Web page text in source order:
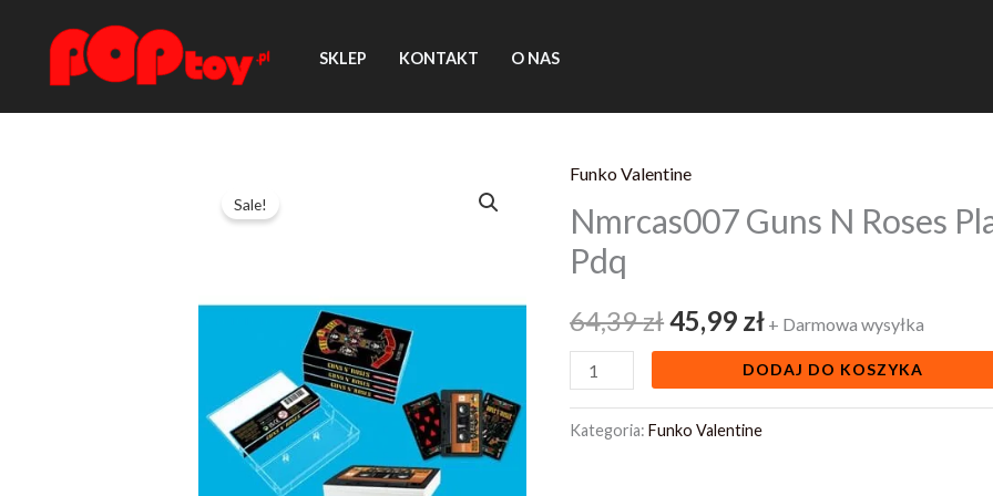
SKLEP KONTAKT O NAS
Sale!
Funko Valentine
Nmrcas007 Guns N Roses
Pdq
64,39zł
Pierwotna
cena
64,39 zł.
45,99 zł
cena
45,99 zł.
+ Darmowa wysyłka
ilość
Nmrcas007
Guns
N
Roses
Playing
Cards
Cassette
Pdq
DODAJ DO KOSZYKA
Kategoria:Funko Valentine